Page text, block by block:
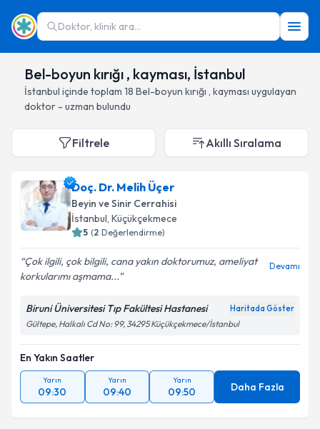
Doktor, klinik ara...
Bel-boyun kırığı , kayması, İstanbul
İstanbul içinde toplam 18 Bel-boyun kırığı , kayması uygulayan
doktor - uzman bulundu
Filtrele Akıllı Sıralama
Doç. Dr. Melih Üçer
Beyin ve Sinir Cerrahisi
İstanbul, Küçükçekmece
5 (2 Değerlendirme)
Çok ilgili, çok bilgili, cana yakın doktorumuz, ameliyat
korkularımı aşmama...
Devamı
Biruni Üniversitesi Tıp Fakültesi Hastanesi Haritada Göster
Gültepe, Halkalı Cd No: 99, 34295 Küçükçekmece/İstanbul
En Yakın Saatler
Yarın
09:30
Yarın
09:40
Yarın
09:50 Daha Fazla